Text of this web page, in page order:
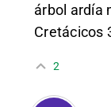
árbol ardía
Cretácicos
2